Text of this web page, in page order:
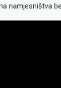
namjesništva